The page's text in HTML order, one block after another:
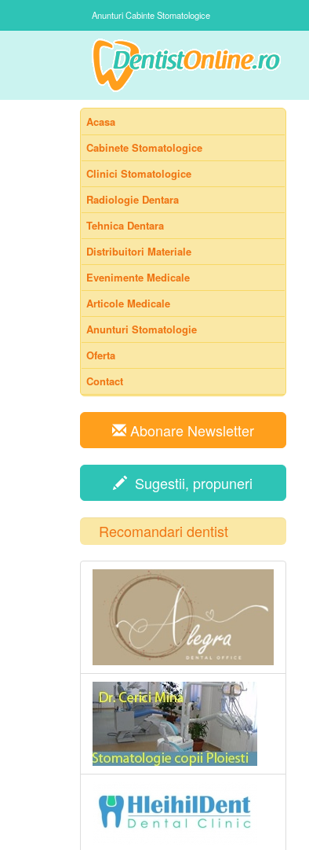
Anunturi Cabinte Stomatologice
Acasa
Cabinete Stomatologice
Clinici Stomatologice
Radiologie Dentara
Tehnica Dentara
Distribuitori Materiale
Evenimente Medicale
Articole Medicale
Anunturi Stomatologie
Oferta
Contact
Abonare Newsletter
Sugestii, propuneri
Recomandari dentist